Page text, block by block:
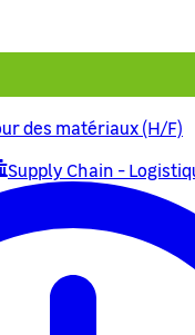
des matériaux (H/F)
Supply Chain -